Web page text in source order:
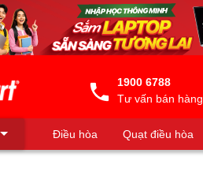
1900 6788
Tư vấn bán hàng
Điều hòa Quạt điều hòa
Máy lọc nước